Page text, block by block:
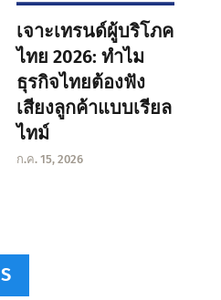
เจาะเทรนด์ผู้บริโภค
ไทย 2026: ทำไม
ธุรกิจไทยต้องฟัง
เสียงลูกค้าแบบเรียล
ไทม์
ก.ค. 15, 2026